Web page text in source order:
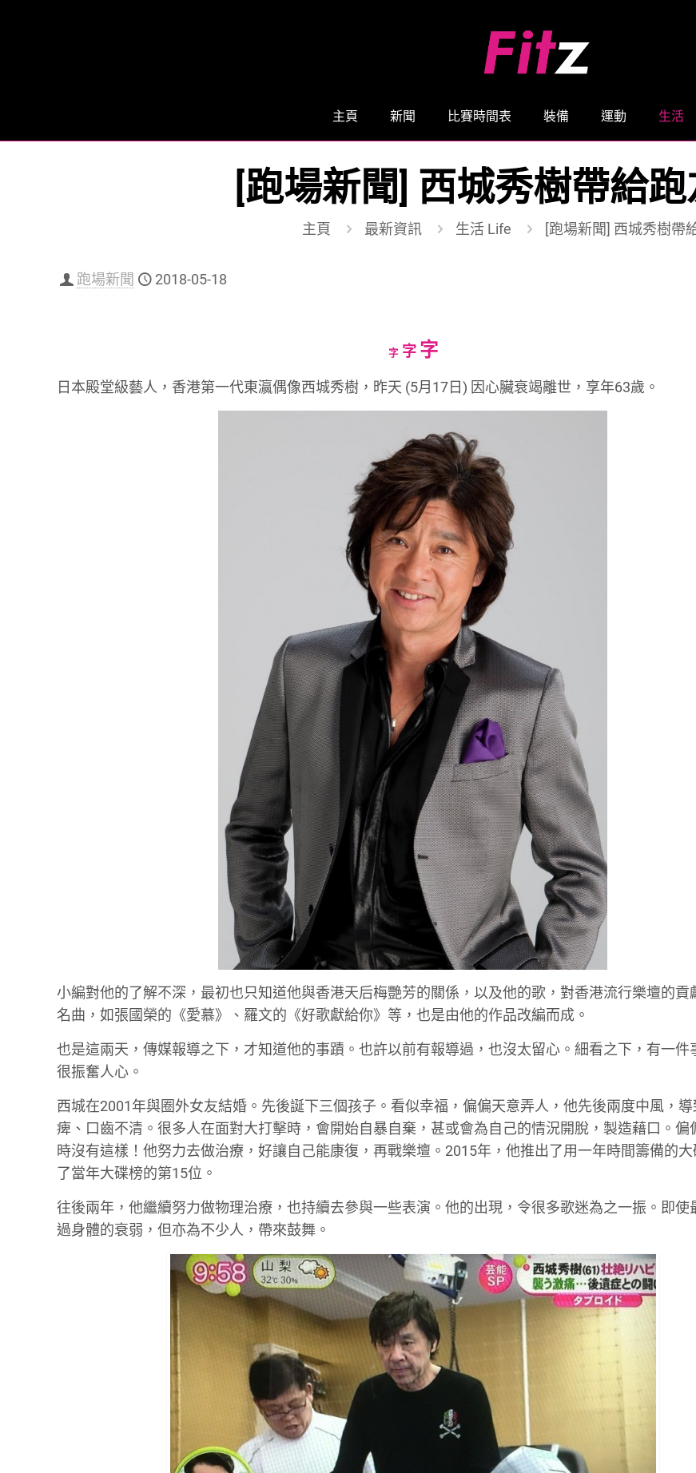
主頁 新聞 比賽時間表 裝備 運動 生活
[跑場新聞] 西城秀樹帶給
主頁 最新資訊 生活 Life [跑場新聞] 西城秀樹帶
跑場新聞 2018-05-18
字Decrease
size.
字Reset
size.
字Increase
size.
日本殿堂級藝人，香港第一代東瀛偶像西城秀樹，昨天 (5月17日) 因心臟衰竭離世，享年63歲。
小編對他的了解不深，最初也只知道他與香港天后梅艷芳的關係，以及他的歌，對香港流行樂壇的貢
名曲，如張國榮的《愛慕》、羅文的《好歌獻給你》等，也是由他的作品改編而成。
也是這兩天，傳媒報導之下，才知道他的事蹟。也許以前有報導過，也沒太留心。細看之下，有一件
很振奮人心。
西城在2001年與圈外女友結婚。先後誕下三個孩子。看似幸福，偏偏天意弄人，他先後兩度中風，
痺、口齒不清。很多人在面對大打擊時，會開始自暴自棄，甚或會為自己的情況開脫，製造藉口。偏
時沒有這樣！他努力去做治療，好讓自己能康復，再戰樂壇。2015年，他推出了用一年時間籌備的大
了當年大碟榜的第15位。
往後兩年，他繼續努力做物理治療，也持續去參與一些表演。他的出現，令很多歌迷為之一振。即使
過身體的衰弱，但亦為不少人，帶來鼓舞。